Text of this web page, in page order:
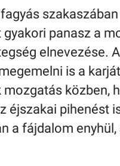
panasz a
is a
közben,
éjszakai pihenést
a fájdalom